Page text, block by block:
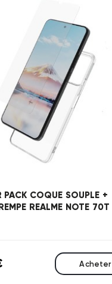
PACK COQUE SOUPLE +
REALME NOTE 70T
Acheter